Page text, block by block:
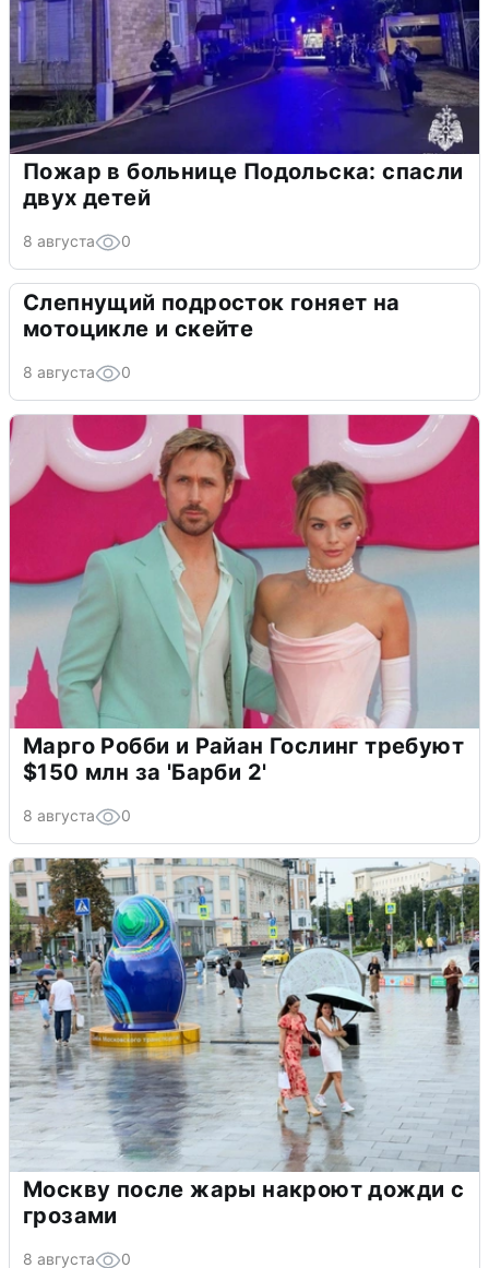
Пожар в больнице Подольска: спасли
двух детей
8 августа 0
Слепнущий подросток гоняет на
мотоцикле и скейте
8 августа 0
Марго Робби и Райан Гослинг требуют
$150 млн за 'Барби 2'
8 августа 0
Москву после жары накроют дожди с
грозами
8 августа 0